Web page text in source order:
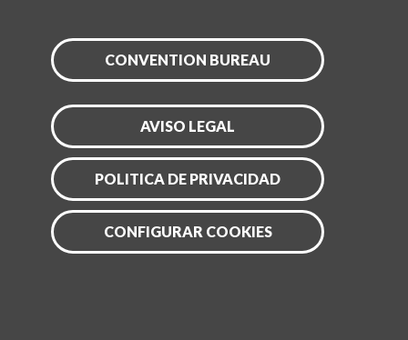
CONVENTION BUREAU
AVISO LEGAL
POLITICA DE PRIVACIDAD
CONFIGURAR COOKIES